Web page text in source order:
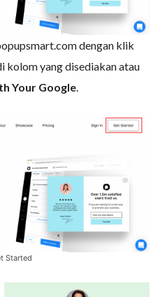
dengan klik
kolom yang disediakan atau
Your Google
Started